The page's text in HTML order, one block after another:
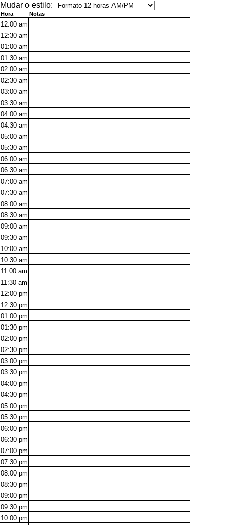
Mudar o estilo:
Hora Notas
12:00 am
12:30 am
01:00 am
01:30 am
02:00 am
02:30 am
03:00 am
03:30 am
04:00 am
04:30 am
05:00 am
05:30 am
06:00 am
06:30 am
07:00 am
07:30 am
08:00 am
08:30 am
09:00 am
09:30 am
10:00 am
10:30 am
11:00 am
11:30 am
12:00 pm
12:30 pm
01:00 pm
01:30 pm
02:00 pm
02:30 pm
03:00 pm
03:30 pm
04:00 pm
04:30 pm
05:00 pm
05:30 pm
06:00 pm
06:30 pm
07:00 pm
07:30 pm
08:00 pm
08:30 pm
09:00 pm
09:30 pm
10:00 pm